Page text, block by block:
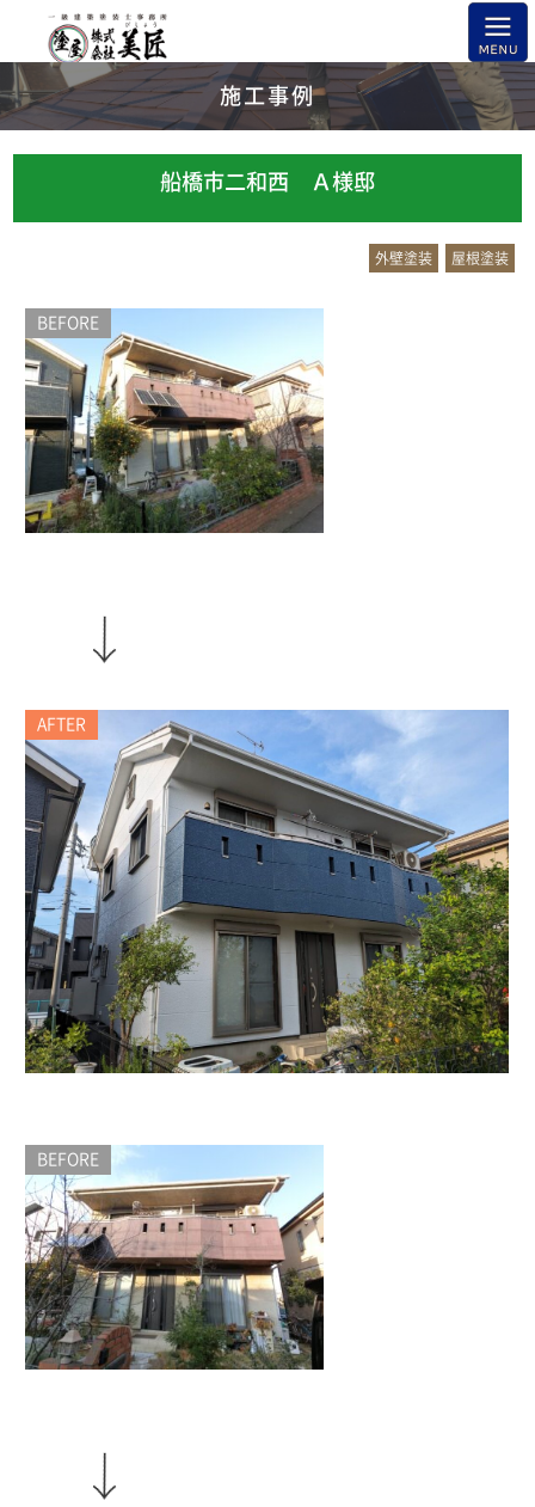
施工事例
船橋市二和西 Ａ様邸
外壁塗装 屋根塗装
BEFORE
AFTER
BEFORE